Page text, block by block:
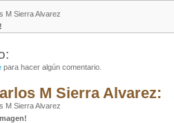
M Sierra Alvarez
para hacer algún comentario.
M Sierra Alvarez:
M Sierra Alvarez